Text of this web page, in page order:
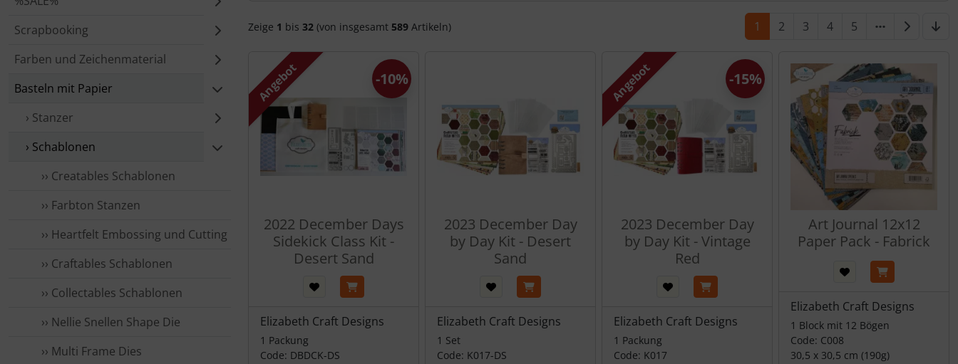
Scrapbooking
Farben und Zeichenmaterial
Basteln mit Papier
› Stanzer
› Schablonen
›› Creatables Schablonen
›› Farbton Stanzen
›› Heartfelt Embossing und Cutting
›› Craftables Schablonen
›› Collectables Schablonen
›› Nellie Snellen Shape Die
›› Multi Frame Dies
Zeige 1 bis 32 (von insgesamt 589 Artikeln) 1 2 3 4 5
Angebot
2022 December Days
Sidekick Class Kit -
Desert Sand
Elizabeth Craft Designs
1 Packung
Code: DBDCK-DS
-10%
2023 December Day
by Day Kit - Desert
Sand
Elizabeth Craft Designs
1 Set
Code: K017-DS
Angebot
2023 December Day
by Day Kit - Vintage
Red
Elizabeth Craft Designs
1 Packung
Code: K017
-15%
Art Journal 12x12
Paper Pack - Fabrick
Elizabeth Craft Designs
1 Block mit 12 Bögen
Code: C008
30,5 x 30,5 cm (190g)